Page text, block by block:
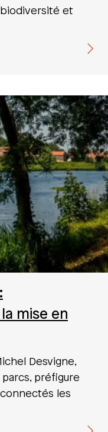
et
mise en
Desvigne,
préfigure
les